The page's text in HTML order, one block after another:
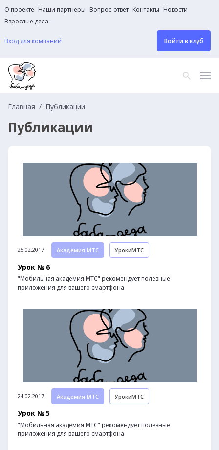
О проекте Наши партнеры Вопрос-ответ Контакты Новости
Взрослые дела
Вход для компаний Войти в клуб
Главная Публикации
Публикации
25.02.2017 Академия МТС УрокиМТС
Урок № 6
"Мобильная академия МТС" рекомендует полезные
приложения для вашего смартфона
24.02.2017 Академия МТС УрокиМТС
Урок № 5
"Мобильная академия МТС" рекомендует полезные
приложения для вашего смартфона